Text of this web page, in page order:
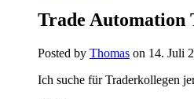
Trade Automation
Posted by Thomas on 14. Juli
Ich suche für Traderkollegen